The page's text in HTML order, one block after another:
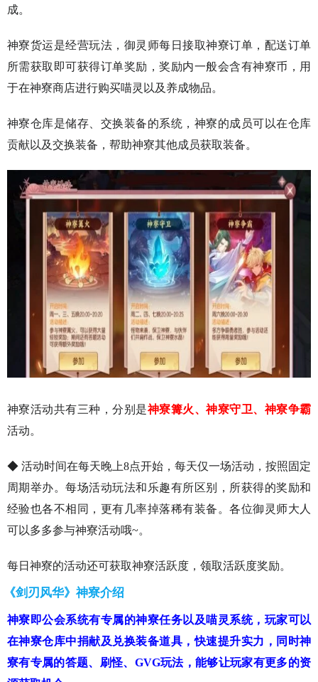
成。
神寮货运是经营玩法，御灵师每日接取神寮订单，配送订单
所需获取即可获得订单奖励，奖励内一般会含有神寮币，用
于在神寮商店进行购买喵灵以及养成物品。
神寮仓库是储存、交换装备的系统，神寮的成员可以在仓库
贡献以及交换装备，帮助神寮其他成员获取装备。
神寮活动共有三种，分别是神寮篝火、神寮守卫、神寮争霸
活动。
◆ 活动时间在每天晚上8点开始，每天仅一场活动，按照固定
周期举办。每场活动玩法和乐趣有所区别，所获得的奖励和
经验也各不相同，更有几率掉落稀有装备。各位御灵师大人
可以多多参与神寮活动哦~。
每日神寮的活动还可获取神寮活跃度，领取活跃度奖励。
《剑刃风华》神寮介绍
神寮即公会系统有专属的神寮任务以及喵灵系统，玩家可以
在神寮仓库中捐献及兑换装备道具，快速提升实力，同时神
寮有专属的答题、刷怪、GVG玩法，能够让玩家有更多的资